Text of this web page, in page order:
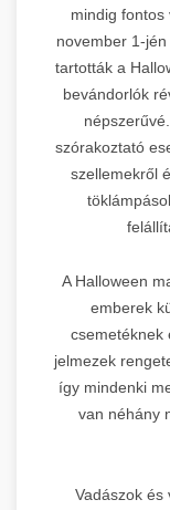
mindig fontos
november 1-
tartották a
bevándorlók
szórakoztató
szellemekről
A Halloween
emberek
csemetéknek
jelmezek
így mindenki
van néhány
Vadászok és